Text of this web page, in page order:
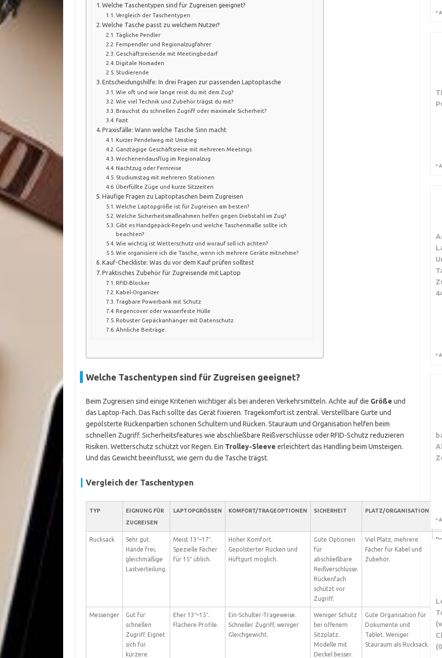
Welche Taschentypen sind für Zugreisen geeignet?
Vergleich der Taschentypen
Welche Tasche passt zu welchem Nutzer?
Tägliche Pendler
Fernpendler und Regionalzugfahrer
Geschäftsreisende mit Meetingbedarf
Digitale Nomaden
Studierende
Entscheidungshilfe: In drei Fragen zur passenden Laptoptasche
Wie oft und wie lange reist du mit dem Zug?
Wie viel Technik und Zubehör trägst du mit?
Brauchst du schnellen Zugriff oder maximale Sicherheit?
Fazit
Praxisfälle: Wann welche Tasche Sinn macht
Kurzer Pendelweg mit Umstieg
Ganztägige Geschäftsreise mit mehreren Meetings
Wochenendausflug im Regionalzug
Nachtzug oder Fernreise
Studiumstag mit mehreren Stationen
Überfüllte Züge und kurze Sitzzeiten
Häufige Fragen zu Laptoptaschen beim Zugreisen
Welche Laptopgröße ist für Zugreisen am besten?
Welche Sicherheitsmaßnahmen helfen gegen Diebstahl im Zug?
Gibt es Handgepäck-Regeln und welche Taschenmaße sollte ich
beachten?
Wie wichtig ist Wetterschutz und worauf soll ich achten?
Wie organisiere ich die Tasche, wenn ich mehrere Geräte mitnehme?
Kauf-Checkliste: Was du vor dem Kauf prüfen solltest
Praktisches Zubehör für Zugreisende mit Laptop
RFID-Blocker
Kabel-Organizer
Tragbare Powerbank mit Schutz
Regencover oder wasserfeste Hülle
Robuster Gepäckanhänger mit Datenschutz
Ähnliche Beiträge:
Welche Taschentypen sind für Zugreisen geeignet?
Beim Zugreisen sind einige Kriterien wichtiger als bei anderen Verkehrsmitteln. Achte auf die Größe und
das Laptop-Fach. Das Fach sollte das Gerät fixieren. Tragekomfort ist zentral. Verstellbare Gurte und
gepolsterte Rückenpartien schonen Schultern und Rücken. Stauraum und Organisation helfen beim
schnellen Zugriff. Sicherheitsfeatures wie abschließbare Reißverschlüsse oder RFID-Schutz reduzieren
Risiken. Wetterschutz schützt vor Regen. Ein Trolley-Sleeve erleichtert das Handling beim Umsteigen.
Und das Gewicht beeinflusst, wie gern du die Tasche trägst.
Vergleich der Taschentypen
TYP
EIGNUNG FÜR
ZUGREISEN
LAPTOPGRÖSSEN KOMFORT/TRAGEOPTIONEN SICHERHEIT PLATZ/ORGANISATION
Rucksack
Sehr gut.
Hände frei,
gleichmäßige
Lastverteilung.
Meist 13″–17″.
Spezielle Fächer
für 15″ üblich.
Hoher Komfort.
Gepolsterter Rücken und
Hüftgurt möglich.
Gute Optionen
für
abschließbare
Reißverschlüsse.
Rückenfach
schützt vor
Zugriff.
Viel Platz, mehrere
Fächer für Kabel und
Zubehör.
Messenger
Gut für
schnellen
Zugriff. Eignet
sich für
kürzere
Eher 13″–15″.
Flachere Profile.
Ein-Schulter-Trageweise.
Schneller Zugriff, weniger
Gleichgewicht.
Weniger Schutz
bei offenem
Sitzplatz.
Modelle mit
Deckel besser.
Gute Organisation für
Dokumente und
Tablet. Weniger
Stauraum als Rucksack.
*
*
*
*